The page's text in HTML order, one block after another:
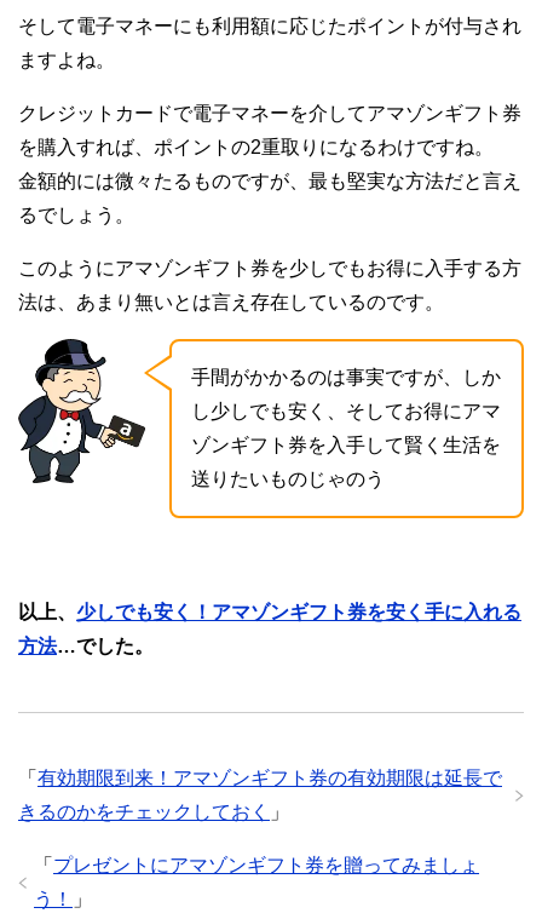
そして電子マネーにも利用額に応じたポイントが付与され
ますよね。
クレジットカードで電子マネーを介してアマゾンギフト券
を購入すれば、ポイントの2重取りになるわけですね。
金額的には微々たるものですが、最も堅実な方法だと言え
るでしょう。
このようにアマゾンギフト券を少しでもお得に入手する方
法は、あまり無いとは言え存在しているのです。
手間がかかるのは事実ですが、しか
し少しでも安く、そしてお得にアマ
ゾンギフト券を入手して賢く生活を
送りたいものじゃのう
以上、 少しでも安く！アマゾンギフト券を安く手に入れる
方法…でした。
「 有効期限到来！アマゾンギフト券の有効期限は延長で
きるのかをチェックしておく
」
「 プレゼントにアマゾンギフト券を贈ってみましょ
う！
」